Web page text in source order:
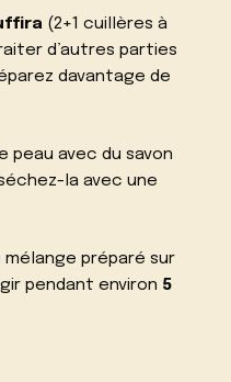
(2+1 cuillères à
d’autres parties
davantage de
peau avec du savon
la avec une
mélange préparé sur
pendant environ 5